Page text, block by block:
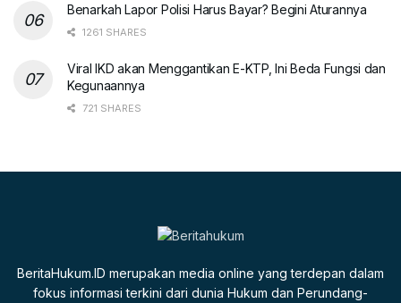
Benarkah Lapor Polisi Harus Bayar? Begini Aturannya
1261 SHARES
Viral IKD akan Menggantikan E-KTP, Ini Beda Fungsi dan
Kegunaannya
721 SHARES
BeritaHukum.ID merupakan media online yang terdepan dalam
fokus informasi terkini dari dunia Hukum dan Perundang-